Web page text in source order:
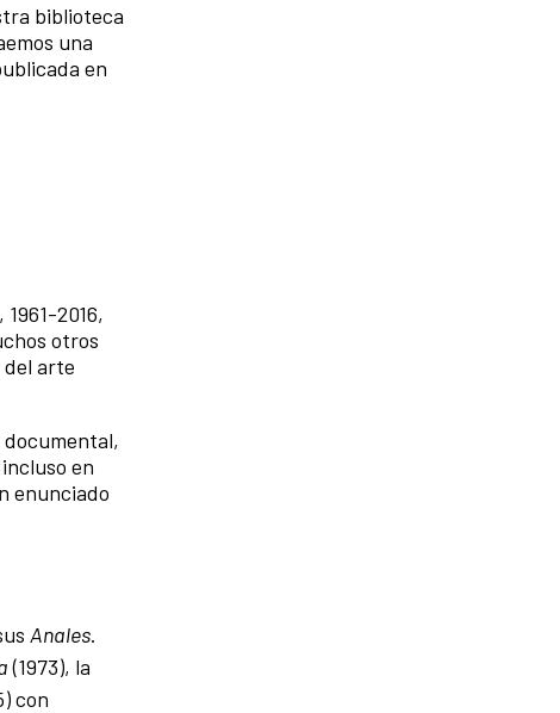
biblioteca
una
en
2016,
otros
arte
en
enunciado
Anales.
(1973), la
con